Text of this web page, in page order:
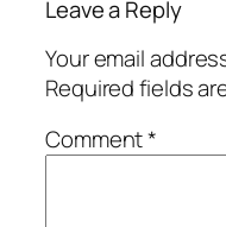
Leave a Reply
Your email
Required fields
Comment*